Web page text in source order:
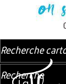
Recherche
Recherche